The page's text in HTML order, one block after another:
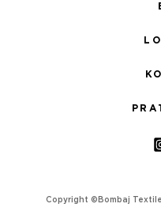
Copyright ©Bombaj